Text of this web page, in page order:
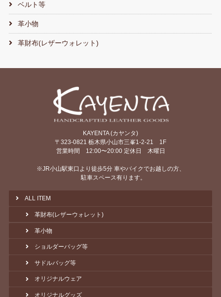
ベルト等
革小物
革財布(レザーウォレット)
KAYENTA (カヤンタ)
〒323-0821 栃木県小山市三峯1-2-21 1F
営業時間 12:00〜20:00 定休日 木曜日
※JR小山駅東口より徒歩5分 車やバイクでお越しの方、
駐車スペース有ります。
ALL ITEM
革財布(レザーウォレット)
革小物
ショルダーバッグ等
サドルバッグ等
オリジナルウェア
オリジナルグッズ